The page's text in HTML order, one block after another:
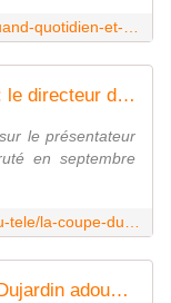
"La Coupe du monde permanente" : le directeur des programmes de M6 se félicite des audiences de Cyril Hanouna
le présentateur
en septembre
"Je lui souhaite le meilleur" : Jean Dujardin adoube son remplaçant dans Un gars, une fille